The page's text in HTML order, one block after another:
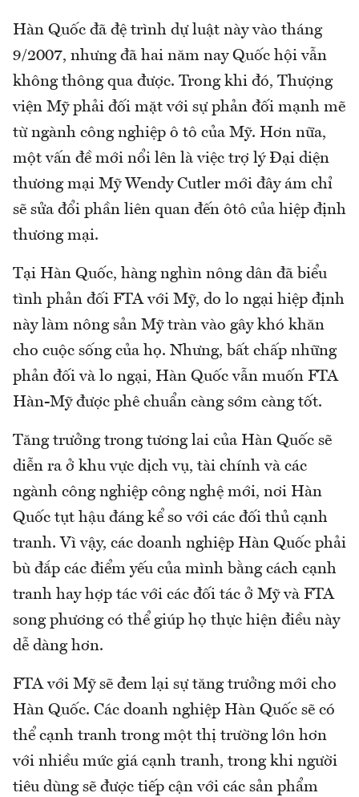
Hàn Quốc đã đệ trình dự luật này vào tháng
9/2007, nhưng đã hai năm nay Quốc hội vẫn
không thông qua được. Trong khi đó, Thượng
viện Mỹ phải đối mặt với sự phản đối mạnh mẽ
từ ngành công nghiệp ô tô của Mỹ. Hơn nữa,
một vấn đề mới nổi lên là việc trợ lý Đại diện
thương mại Mỹ Wendy Cutler mới đây ám chỉ
sẽ sửa đổi phần liên quan đến ôtô của hiệp định
thương mại.
Tại Hàn Quốc, hàng nghìn nông dân đã biểu
tình phản đối FTA với Mỹ, do lo ngại hiệp định
này làm nông sản Mỹ tràn vào gây khó khăn
cho cuộc sống của họ. Nhưng, bất chấp những
phản đối và lo ngại, Hàn Quốc vẫn muốn FTA
Hàn-Mỹ được phê chuẩn càng sớm càng tốt.
Tăng trưởng trong tương lai của Hàn Quốc sẽ
diễn ra ở khu vực dịch vụ, tài chính và các
ngành công nghiệp công nghệ mới, nơi Hàn
Quốc tụt hậu đáng kể so với các đối thủ cạnh
tranh. Vì vậy, các doanh nghiệp Hàn Quốc phải
bù đắp các điểm yếu của mình bằng cách cạnh
tranh hay hợp tác với các đối tác ở Mỹ và FTA
song phương có thể giúp họ thực hiện điều này
dễ dàng hơn.
FTA với Mỹ sẽ đem lại sự tăng trưởng mới cho
Hàn Quốc. Các doanh nghiệp Hàn Quốc sẽ có
thể cạnh tranh trong một thị trường lớn hơn
với nhiều mức giá cạnh tranh, trong khi người
tiêu dùng sẽ được tiếp cận với các sản phẩm